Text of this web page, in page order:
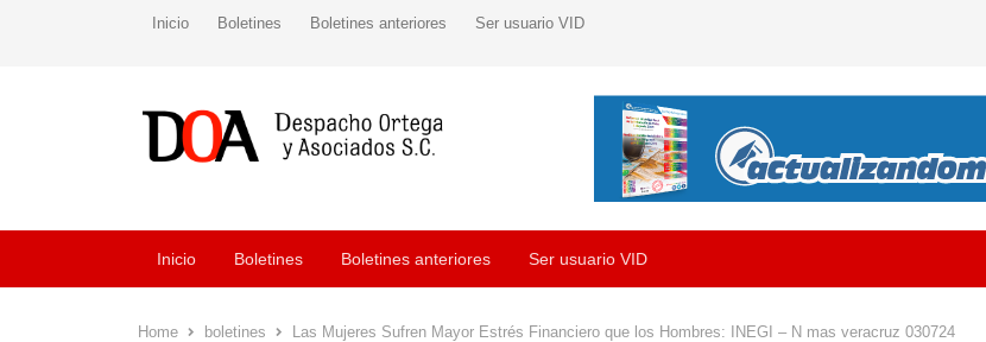
Inicio Boletines Boletines anteriores Ser usuario VID
Inicio Boletines Boletines anteriores Ser usuario VID
Home
boletines Las Mujeres Sufren Mayor Estrés Financiero que los Hombres: INEGI – N mas veracruz 030724